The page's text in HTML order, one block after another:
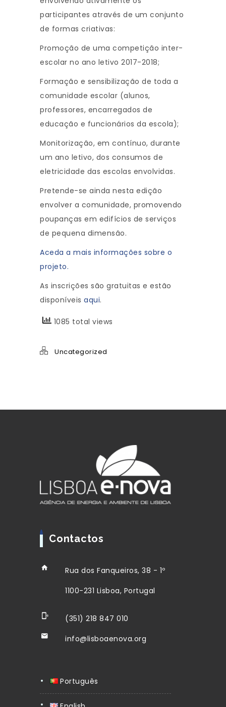
participantes através de um conjunto
de formas criativas:
Promoção de uma competição inter-
escolar no ano letivo 2017-2018;
Formação e sensibilização de toda a
comunidade escolar (alunos,
professores, encarregados de
educação e funcionários da escola);
Monitorização, em contínuo, durante
um ano letivo, dos consumos de
eletricidade das escolas envolvidas.
Pretende-se ainda nesta edição
envolver a comunidade, promovendo
poupanças em edifícios de serviços
de pequena dimensão.
Aceda a mais informações sobre o
projeto.
As inscrições são gratuitas e estão
disponíveis aqui.
1085 total views
Uncategorized
Contactos
Rua dos Fanqueiros, 38 - 1º
1100-231 Lisboa, Portugal
(351) 218 847 010
info@lisboaenova.org
Português